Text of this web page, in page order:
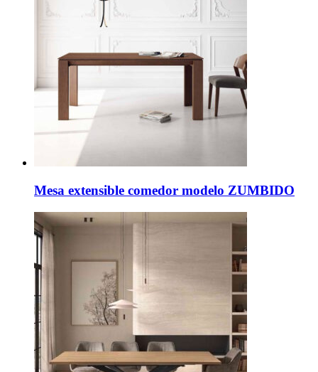
Mesa extensible comedor modelo ZUMBIDO